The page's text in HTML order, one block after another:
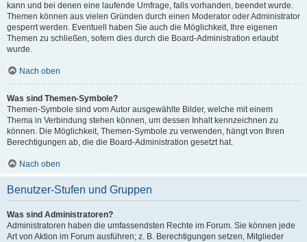
kann und bei denen eine laufende Umfrage, falls vorhanden, beendet wurde.
Themen können aus vielen Gründen durch einen Moderator oder Administrator
gesperrt werden. Eventuell haben Sie auch die Möglichkeit, Ihre eigenen
Themen zu schließen, sofern dies durch die Board-Administration erlaubt
wurde.
Nach oben
Was sind Themen-Symbole?
Themen-Symbole sind vom Autor ausgewählte Bilder, welche mit einem
Thema in Verbindung stehen können, um dessen Inhalt kennzeichnen zu
können. Die Möglichkeit, Themen-Symbole zu verwenden, hängt von Ihren
Berechtigungen ab, die die Board-Administration gesetzt hat.
Nach oben
Benutzer-Stufen und Gruppen
Was sind Administratoren?
Administratoren haben die umfassendsten Rechte im Forum. Sie können jede
Art von Aktion im Forum ausführen; z. B. Berechtigungen setzen, Mitglieder